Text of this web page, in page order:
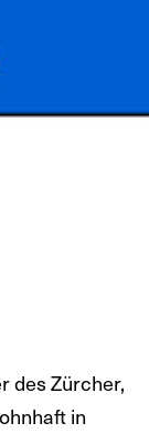
des Zürcher,
in